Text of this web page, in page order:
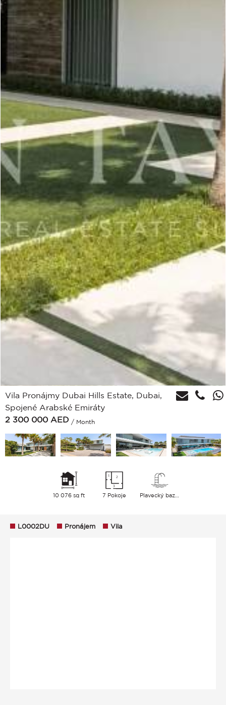
Vila Pronájmy Dubai Hills Estate, Dubai,
Spojené Arabské Emiráty
2 300 000 AED / Month
10 076 sq ft 7 Pokoje Plavecký bazén
L0002DU Pronájem Vila